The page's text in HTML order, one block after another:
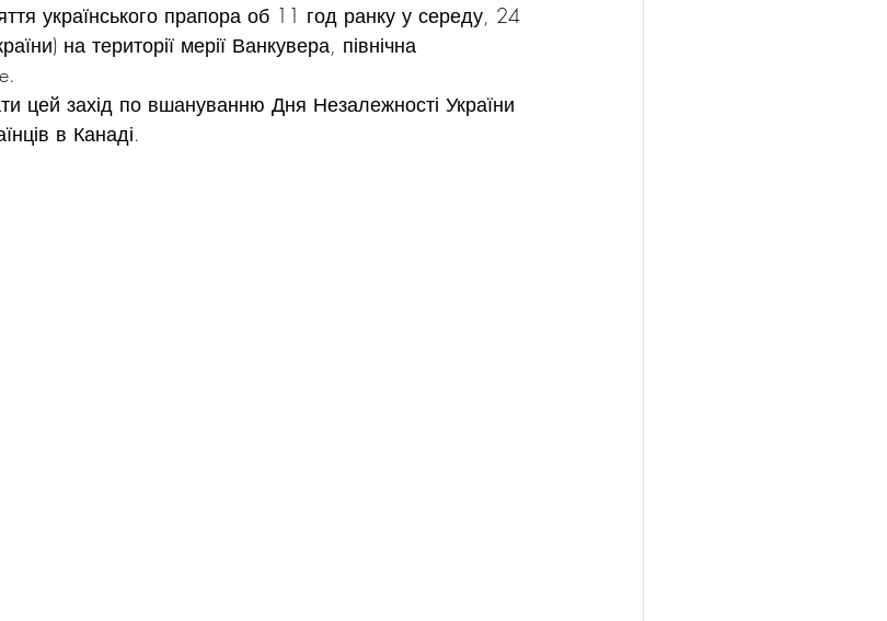
українського прапора об 11 год ранку у середу, 24
на території мерії Ванкувера, північна
цей захід по вшануванню Дня Незалежності України
в Канаді.